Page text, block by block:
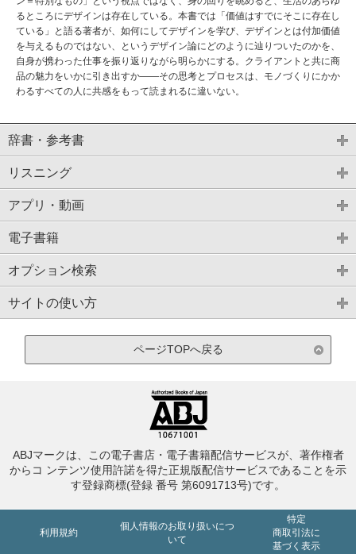
るところにデザインは存在している。本書では「価値はすでにそこに存在し
ている」と語る著者が、如何にしてデザインを学び、デザインとは付加価値
を与えるものではない、というデザイン論にどのように辿りついたのかを、
自身が携わった仕事を振り返りながら明らかにする。クライアントと共に商
品の魅力をいかに引き出すか――その思考とプロセスは、モノづくりにかか
わるすべての人に共感をもって読まれるに違いない。
辞書・参考書
リスニング
アプリ・動画
電子書籍
オプション検索
サイトの使い方
ページTOPへ戻る
ABJマークは、この電子書店・電子書籍配信サービスが、著作権者
からコ ンテンツ使用許諾を得た正規版配信サービスであることを示
す登録商標(登録 番号 第6091713号)です。
利用規約
個人情報のお取り扱いにつ
いて
特定
商取引法に
基づく表示